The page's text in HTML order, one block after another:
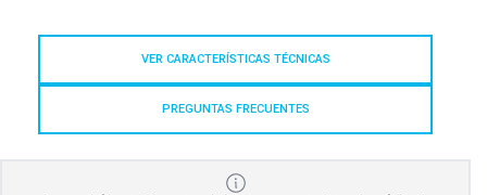
VER CARACTERÍSTICAS TÉCNICAS
PREGUNTAS FRECUENTES